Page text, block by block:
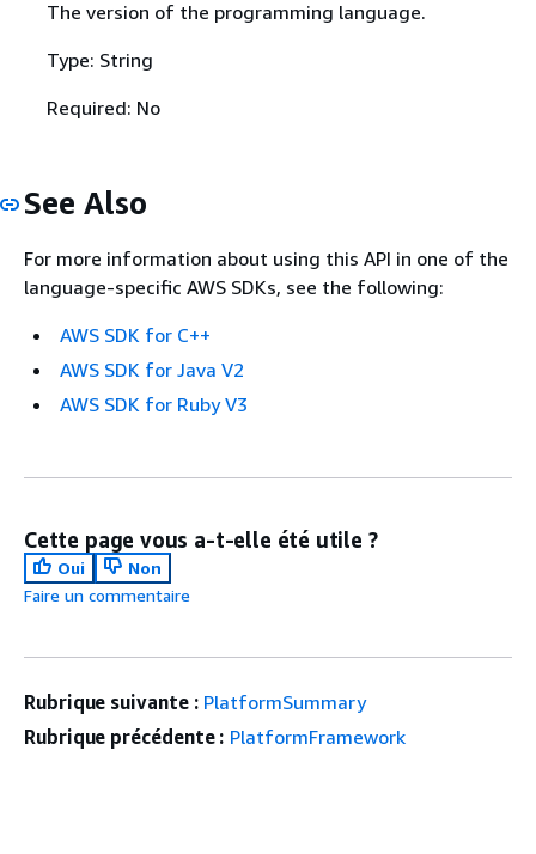
The version of the programming language.
Type: String
Required: No
See Also
For more information about using this API in one of the
language-specific AWS SDKs, see the following:
AWS SDK for C++
AWS SDK for Java V2
AWS SDK for Ruby V3
Cette page vous a-t-elle été utile ?
Oui
Non
Faire un commentaire
Rubrique suivante : PlatformSummary
Rubrique précédente : PlatformFramework